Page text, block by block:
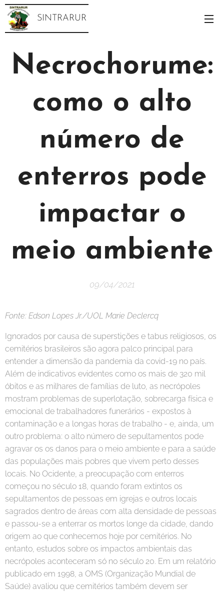
SINTRARUR
Necrochorume:
como o alto
número de
enterros pode
impactar o
meio ambiente
09/04/2021
Fonte: Edson Lopes Jr./UOL Marie Declercq
Ignorados por causa de superstições e tabus religiosos, os
cemitérios brasileiros são agora palco principal para
entender a dimensão da pandemia da covid-19 no país.
Além de indicativos evidentes como os mais de 320 mil
óbitos e as milhares de famílias de luto, as necrópoles
mostram problemas de superlotação, sobrecarga física e
emocional de trabalhadores funerários - expostos à
contaminação e a longas horas de trabalho - e, ainda, um
outro problema: o alto número de sepultamentos pode
agravar os os danos para o meio ambiente e para a saúde
das populações mais pobres que vivem perto desses
locais. No Ocidente, a preocupação com enterros
começou no século 18, quando foram extintos os
sepultamentos de pessoas em igrejas e outros locais
sagrados dentro de áreas com alta densidade de pessoas
e passou-se a enterrar os mortos longe da cidade, dando
origem ao que conhecemos hoje por cemitérios. No
entanto, estudos sobre os impactos ambientais das
necrópoles aconteceram só no século 20. Em um relatório
publicado em 1998, a OMS (Organização Mundial de
Saúde) avaliou que cemitérios também devem ser